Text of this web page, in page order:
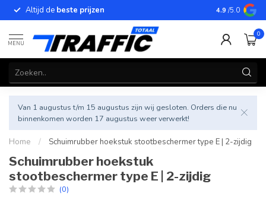
Altijd de beste prijzen Betrouwbare
4.9 /5.0
MENU
0
Van 1 augustus t/m 15 augustus zijn wij gesloten. Orders die nu
binnenkomen worden 17 augustus weer verwerkt!
Home / Schuimrubber hoekstuk stootbeschermer type E | 2-zijdig
Schuimrubber hoekstuk
stootbeschermer type E | 2-zijdig
(0)